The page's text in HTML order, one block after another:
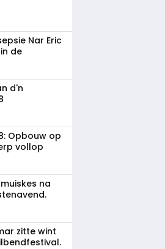
Nar Eric
de
d'n
Opbouw op
vollop
na
zitte wint